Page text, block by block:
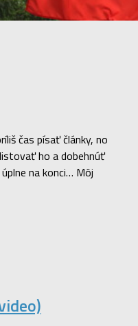
čas písať články, no
ho a dobehnúť
na konci… Môj